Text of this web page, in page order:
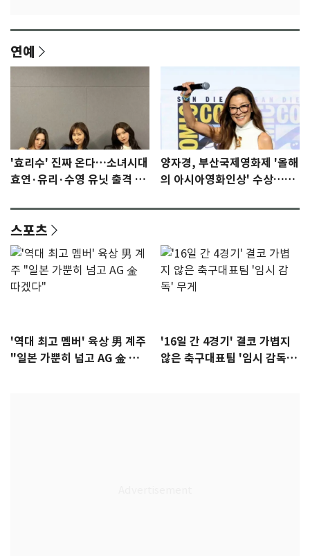
연예
'효리수' 진짜 온다…소녀시대
효연·유리·수영 유닛 출격 [N
양자경, 부산국제영화제 '올해
의 아시아영화인상' 수상…15
스포츠
'역대 최고 멤버' 육상 男 계주
"일본 가뿐히 넘고 AG 金 따겠
'16일 간 4경기' 결코 가볍지
않은 축구대표팀 '임시 감독'